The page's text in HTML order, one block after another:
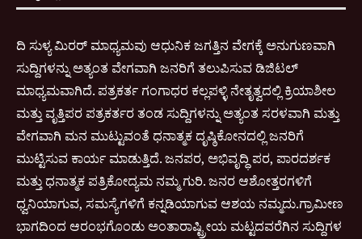
ದಿ ಸುಳ್ಯ ಮಿರರ್ ಮಾಧ್ಯಮವು ಆಧುನಿಕ ಜಗತ್ತಿನ ವೇಗಕ್ಕೆ ಅನುಗುಣವಾಗಿ
ಸುದ್ದಿಗಳನ್ನು ಅತ್ಯಂತ ವೇಗವಾಗಿ ಜನರಿಗೆ ತಲುಪಿಸುವ ಡಿಜಿಟಲ್
ಮಾಧ್ಯಮವಾಗಿದೆ. ಪತ್ರಕರ್ತ ಗಂಗಾಧರ ಕಲ್ಲಪಳ್ಳಿ ನೇತೃತ್ವದಲ್ಲಿ ಕ್ರಿಯಾಶೀಲ
ಮತ್ತು ವೃತ್ತಿಪರ ಪತ್ರಕರ್ತರ ತಂಡ ಸುದ್ದಿಗಳನ್ನು ಅತ್ಯಂತ ಸರಳವಾಗಿ ಮತ್ತು
ವೇಗವಾಗಿ ಮನ ಮುಟ್ಟುವಂತೆ ಧನಾತ್ಮಕ ದೃಷ್ಠಿಕೋನದಲ್ಲಿ ಜನರಿಗೆ
ಮುಟ್ಟಿಸುವ ಕಾರ್ಯ ಮಾಡುತ್ತಿದೆ. ಜನಪರ, ಅಭಿವೃದ್ಧಿ ಪರ, ಪಾರದರ್ಶಕ
ಮತ್ತು ಧನಾತ್ಮಕ ಪತ್ರಿಕೋದ್ಯಮ ನಮ್ಮ ಗುರಿ. ಜನರ ಆಶೋತ್ತರಗಳಿಗೆ
ಧ್ವನಿಯಾಗುವ, ಸಮಸ್ಯೆಗಳಿಗೆ ಕನ್ನಡಿಯಾಗುವ ಆಶಯ ನಮ್ಮದು.ಗ್ರಾಮೀಣ
ಭಾಗದಿಂದ ಆರಂಭಗೊಂಡು ಅಂತಾರಾಷ್ಟ್ರೀಯ ಮಟ್ಟದವರೆಗಿನ ಸುದ್ದಿಗಳ